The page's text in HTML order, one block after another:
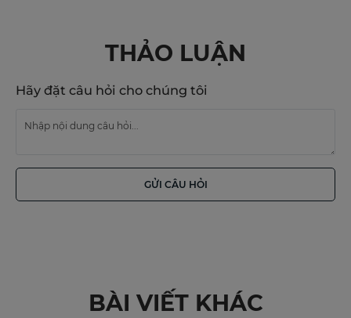
THẢO LUẬN
Hãy đặt câu hỏi cho chúng tôi
GỬI CÂU HỎI
BÀI VIẾT KHÁC